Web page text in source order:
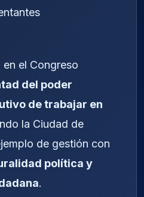
el Congreso
del poder
de trabajar en
la Ciudad de
de gestión con
política y
.